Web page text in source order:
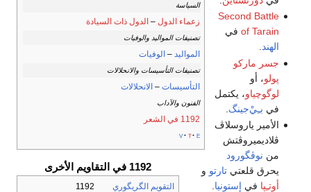
السياسة
زعماء الدول – الدول ذات السيادة
تصنيفات المواليد والوفيات
المواليد – الوفيات
تصنيفات التأسيسات والانحلالات
التأسيسات – الانحلالات
الفنون والآداب
1192 في الشعر
v t e
1192 في التقاويم الأخرى
التقويم الگريگوري
1192
Second Battle
of Tarain في
الهند
جسر ماركو
پولو، أو
لوگوچياو، يكتمل
في بـِيْ‌جينگ
الأمير ياروسلاڤ
ڤلاديميروڤتش
من نوڤگورود
يحرق قلعتيتارتو و
أوتـِپا في إستونيا